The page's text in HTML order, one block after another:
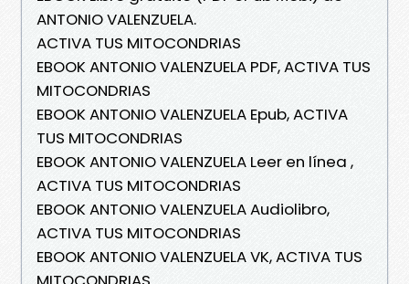
ANTONIO VALENZUELA.
ACTIVA TUS MITOCONDRIAS
EBOOK ANTONIO VALENZUELA PDF, ACTIVA TUS
MITOCONDRIAS
EBOOK ANTONIO VALENZUELA Epub, ACTIVA
TUS MITOCONDRIAS
EBOOK ANTONIO VALENZUELA Leer en línea ,
ACTIVA TUS MITOCONDRIAS
EBOOK ANTONIO VALENZUELA Audiolibro,
ACTIVA TUS MITOCONDRIAS
EBOOK ANTONIO VALENZUELA VK, ACTIVA TUS